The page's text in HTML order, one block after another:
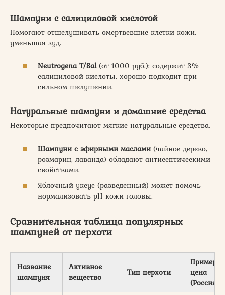
Шампуни с салициловой кислотой
Помогают отшелушивать омертвевшие клетки кожи,
уменьшая зуд.
Neutrogena T/Sal(от 1000 руб.): содержит 3%
салициловой кислоты, хорошо подходит при
сильном шелушении.
Натуральные шампуни и домашние средства
Некоторые предпочитают мягкие натуральные средства.
Шампуни с эфирными маслами(чайное дерево,
розмарин, лаванда) обладают антисептическими
свойствами.
Яблочный уксус (разведенный) может помочь
нормализовать pH кожи головы.
Сравнительная таблица популярных
шампуней от перхоти
Название
шампуня
Активное
вещество
Тип перхоти
цена
(Россия)